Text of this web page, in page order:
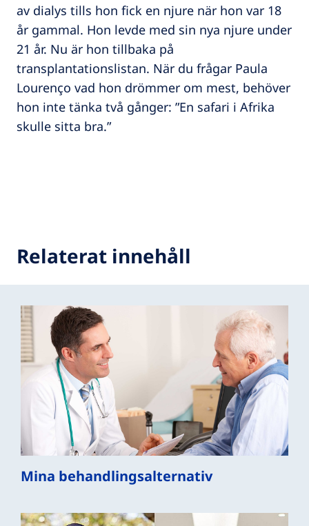
av dialys tills hon fick en njure när hon var 18
år gammal. Hon levde med sin nya njure under
21 år. Nu är hon tillbaka på
transplantationslistan. När du frågar Paula
Lourenço vad hon drömmer om mest, behöver
hon inte tänka två gånger: ”En safari i Afrika
skulle sitta bra.”
Relaterat innehåll
Mina behandlingsalternativ